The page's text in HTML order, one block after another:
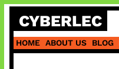
Skip
content
CYBERLEC
HOME ABOUT US BLOG